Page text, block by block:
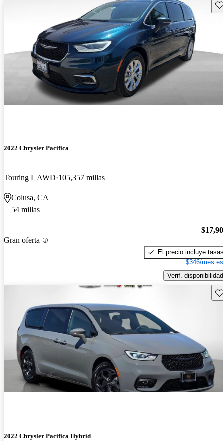
2022 Chrysler Pacifica
Touring L AWD 105,357 millas
Colusa, CA
54 millas
Gran oferta
El precio incluye tasas
$346/mes
Verif. disponibilidad
2022 Chrysler Pacifica Hybrid